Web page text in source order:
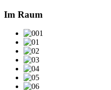
Im Raum